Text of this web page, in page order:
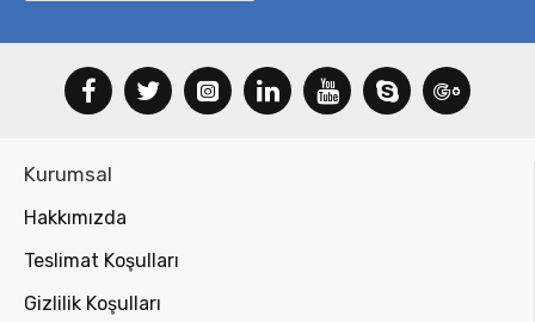
Kurumsal
Hakkımızda
Teslimat Koşulları
Gizlilik Koşulları